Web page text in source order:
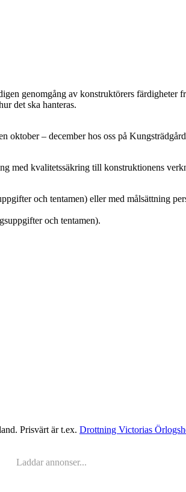
genomgång av konstruktörers
det ska hanteras.
oktober – december hos oss på
med kvalitetssäkring till konstruktionens
och tentamen) eller med målsättning
och tentamen).
Prisvärt är t.ex. Drottning Victorias
Laddar annonser...